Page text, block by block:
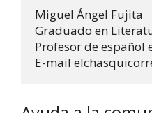
Miguel Ángel Fujita
Graduado en
Profesor de español
E-mail